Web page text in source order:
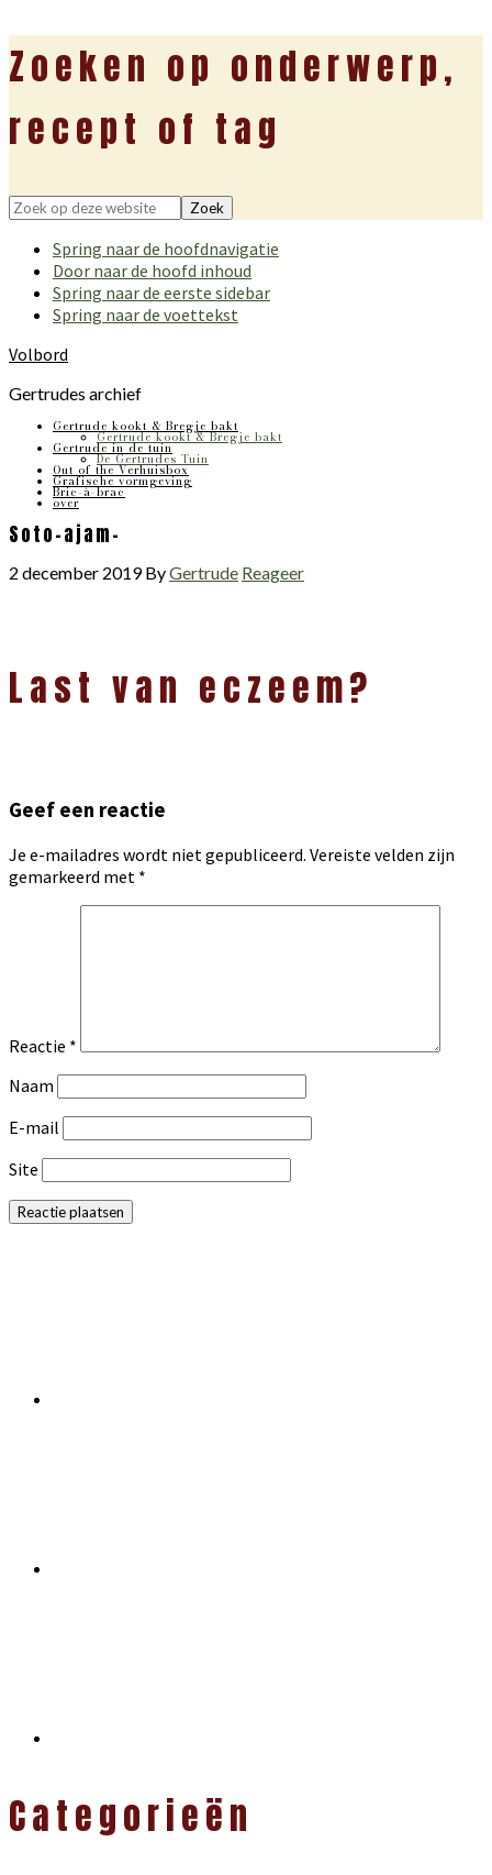
Zoeken op onderwerp,
recept of tag
Zoek
deze
website
Spring naar de hoofdnavigatie
Door naar de hoofd inhoud
Spring naar de eerste sidebar
Spring naar de voettekst
Volbord
Gertrudes archief
Gertrude kookt & Bregje bakt
Gertrude kookt & Bregje bakt
Gertrude in de tuin
De Gertrudes Tuin
Out of the Verhuisbox
Grafische vormgeving
Bric-à-brac
over
Soto-ajam-
2 december 2019ByGertrude Reageer
Interacties
Last van eczeem?
Geef een reactie
Je e-mailadres wordt niet gepubliceerd. Vereiste velden zijn
gemarkeerd met *
Reactie *
Naam
E-mail
Site
Categorieën